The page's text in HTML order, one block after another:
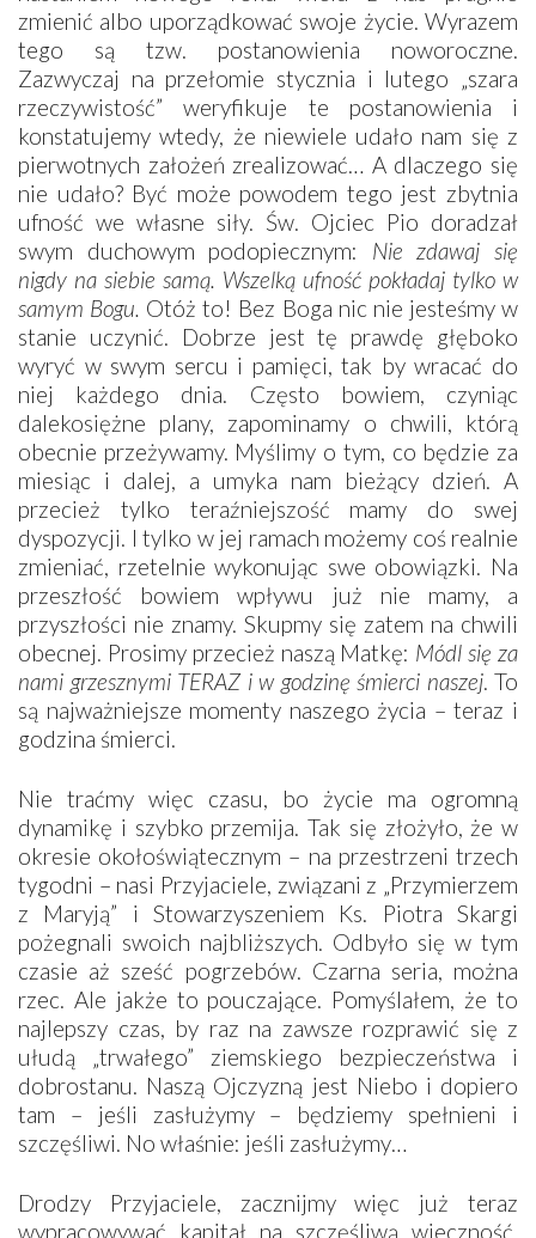
zmienić albo uporządkować swoje życie. Wyrazem
tego są tzw. postanowienia noworoczne.
Zazwyczaj na przełomie stycznia i lutego „szara
rzeczywistość” weryfikuje te postanowienia i
konstatujemy wtedy, że niewiele udało nam się z
pierwotnych założeń zrealizować… A dlaczego się
nie udało? Być może powodem tego jest zbytnia
ufność we własne siły. Św. Ojciec Pio doradzał
swym duchowym podopiecznym: Nie zdawaj się
nigdy na siebie samą. Wszelką ufność pokładaj tylko w
samym Bogu. Otóż to! Bez Boga nic nie jesteśmy w
stanie uczynić. Dobrze jest tę prawdę głęboko
wyryć w swym sercu i pamięci, tak by wracać do
niej każdego dnia. Często bowiem, czyniąc
dalekosiężne plany, zapominamy o chwili, którą
obecnie przeżywamy. Myślimy o tym, co będzie za
miesiąc i dalej, a umyka nam bieżący dzień. A
przecież tylko teraźniejszość mamy do swej
dyspozycji. I tylko w jej ramach możemy coś realnie
zmieniać, rzetelnie wykonując swe obowiązki. Na
przeszłość bowiem wpływu już nie mamy, a
przyszłości nie znamy. Skupmy się zatem na chwili
obecnej. Prosimy przecież naszą Matkę: Módl się za
nami grzesznymi TERAZ i w godzinę śmierci naszej. To
są najważniejsze momenty naszego życia – teraz i
godzina śmierci.
Nie traćmy więc czasu, bo życie ma ogromną
dynamikę i szybko przemija. Tak się złożyło, że w
okresie okołoświątecznym – na przestrzeni trzech
tygodni – nasi Przyjaciele, związani z „Przymierzem
z Maryją” i Stowarzyszeniem Ks. Piotra Skargi
pożegnali swoich najbliższych. Odbyło się w tym
czasie aż sześć pogrzebów. Czarna seria, można
rzec. Ale jakże to pouczające. Pomyślałem, że to
najlepszy czas, by raz na zawsze rozprawić się z
ułudą „trwałego” ziemskiego bezpieczeństwa i
dobrostanu. Naszą Ojczyzną jest Niebo i dopiero
tam – jeśli zasłużymy – będziemy spełnieni i
szczęśliwi. No właśnie: jeśli zasłużymy…
Drodzy Przyjaciele, zacznijmy więc już teraz
wypracowywać kapitał na szczęśliwą wieczność,